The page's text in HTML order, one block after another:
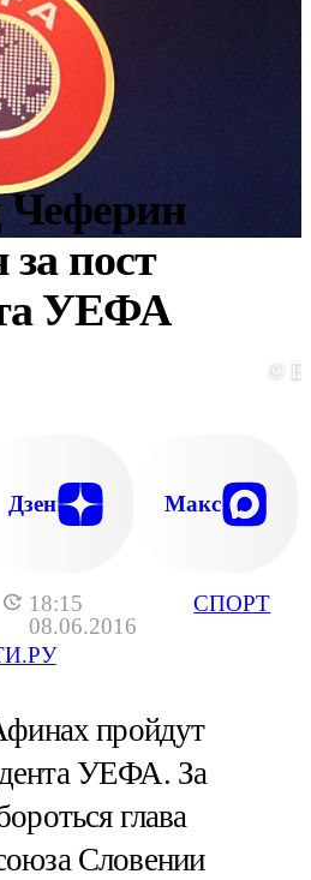
18:15
08.06.2016
СПОРТ
Чеферин
за пост
УЕФА
©
Дзен Макс
пройдут
УЕФА. За
глава
Словении